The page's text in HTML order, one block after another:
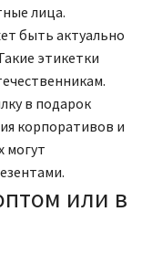
лица.
быть актуально
этикетки
в подарок
корпоративов и
могут
или в